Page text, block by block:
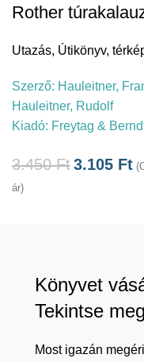
Rother
Utazás, Útikönyv,
Szerző: Hauleitner,
Hauleitner, Rudolf
Kiadó: Freytag &
3.450Ft3.105 Ft
ár)
Könyvet
Tekintse
Most igazán